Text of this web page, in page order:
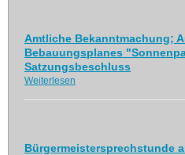
Amtliche Bekanntmachung;
Bebauungsplanes
Satzungsbeschluss
Weiterlesen
Bürgermeistersprechstunde